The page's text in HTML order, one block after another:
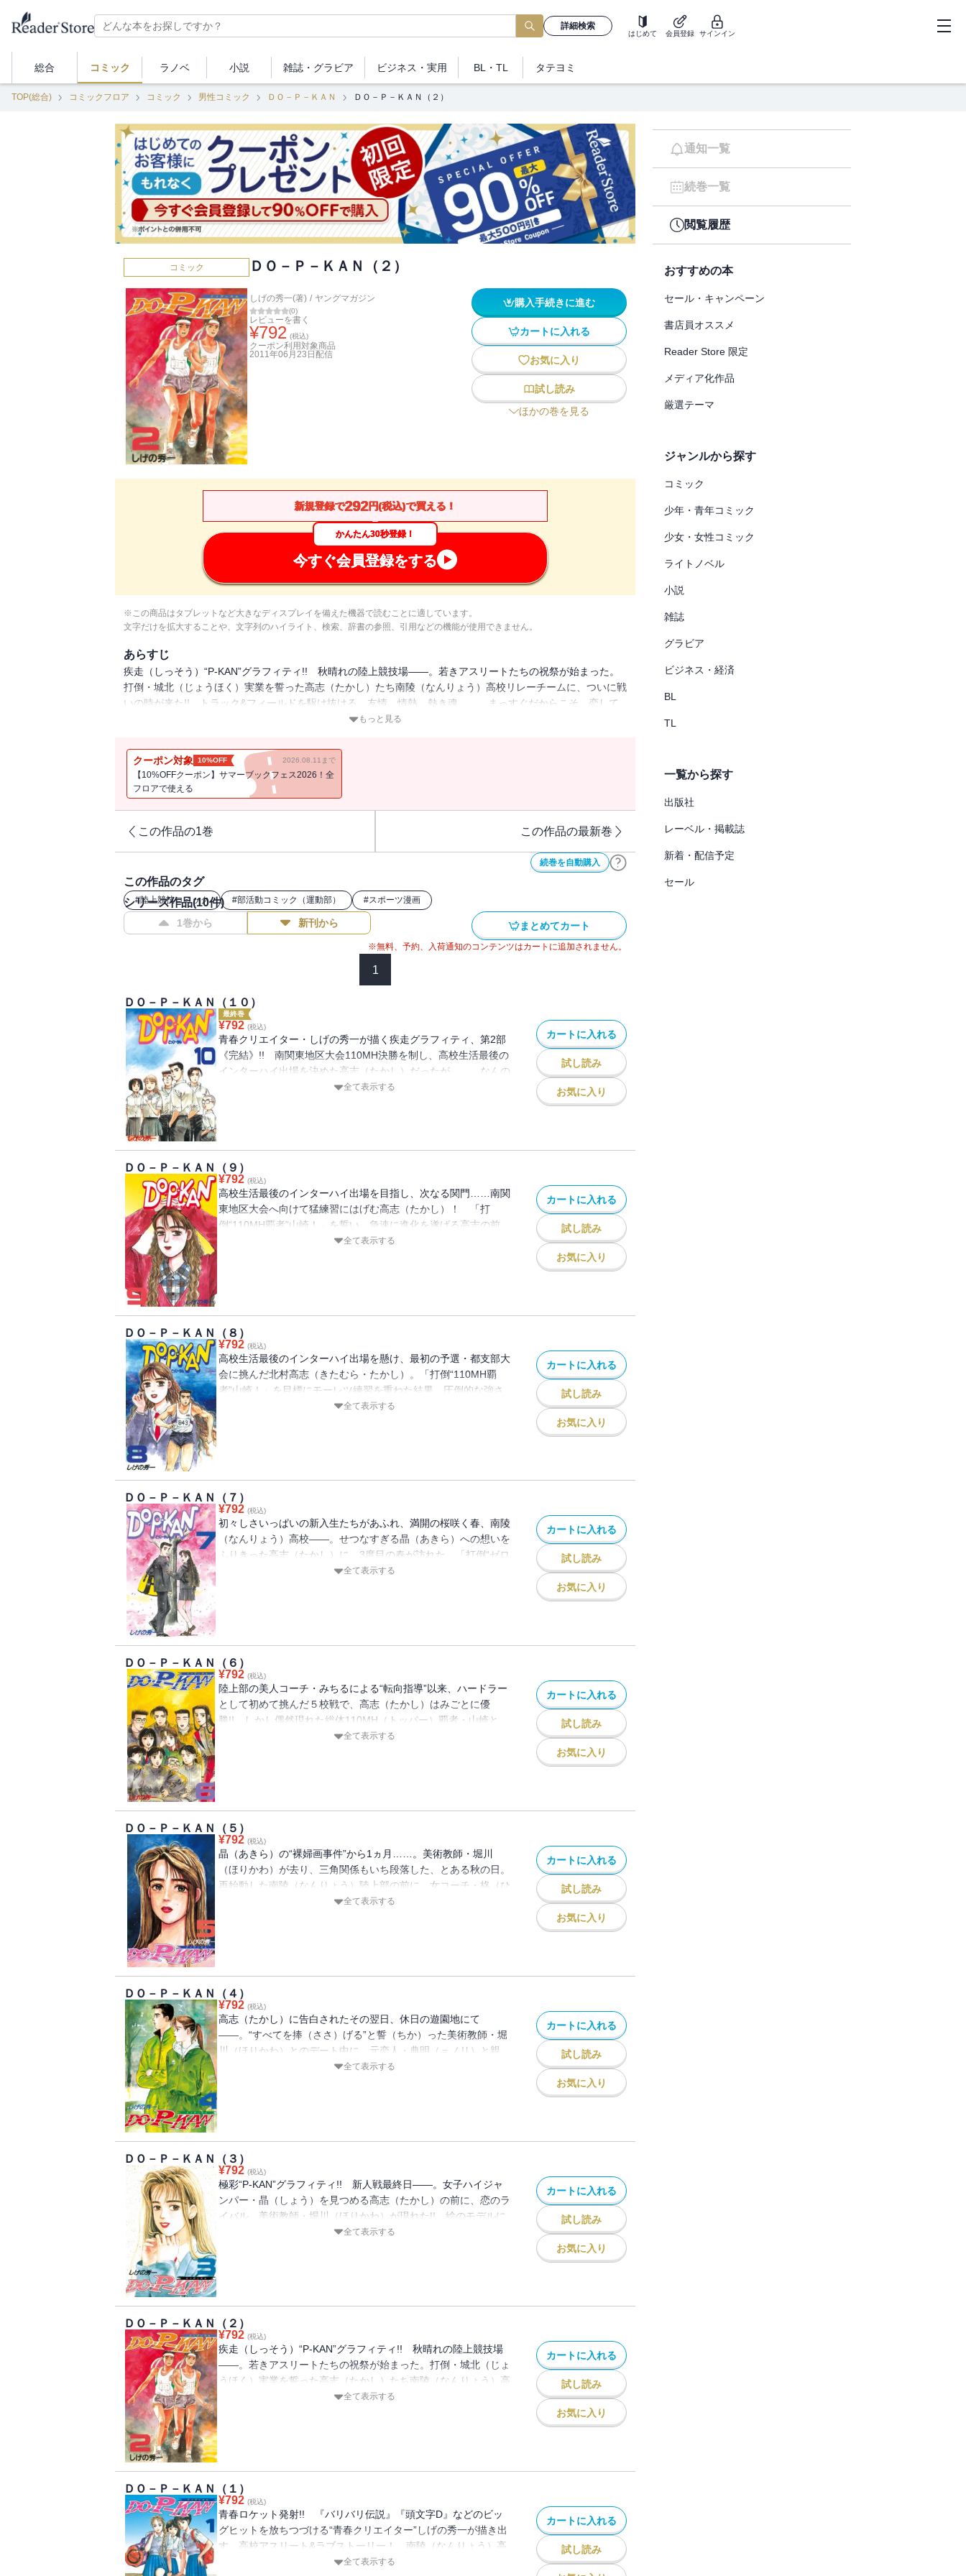
詳細検索
はじめて 会員登録 サインイン
総合 コミック ラノベ 小説 雑誌・ グラビア ビジネス ・実用 BL・TL タテヨミ
TOP(総合) コミックフロア コミック 男性コミック ＤＯ－Ｐ－ＫＡＮ ＤＯ－Ｐ－ＫＡＮ（２）
コミック ＤＯ－Ｐ－ＫＡＮ（２）
しげの秀一(著) / ヤングマガジン
(0)
レビューを書く
¥792 (税込)
クーポン利用対象商品
2011年06月23日 配信
購入手続きに進む
カートに入れる
お気に入り
試し読み
ほかの巻を見る
新規登録で292円(税込)で買える！
かんたん30秒登録！
今すぐ会員登録をする
※この商品はタブレットなど大きなディスプレイを備えた機器で読むことに適しています。
文字だけを拡大することや、文字列のハイライト、検索、辞書の参照、引用などの機能が使用できません。
あらすじ
疾走（しっそう）“P-KAN”グラフィティ!! 秋晴れの陸上競技場――。若きアスリートたちの祝祭が始まった。
打倒・城北（じょうほく）実業を誓った高志（たかし）たち南陵（なんりょう）高校リレーチームに、ついに戦
いの時が来た!! トラック&フィールドを駆け抜ける、友情、情熱、熱き魂……。まっすぐだからこそ、恋して
傷つき、そして走る――。“青春クリエイター”しげの秀一による、ドラマティック陸上物語!!
もっと見る
クーポン対象 10%OFF 2026.08.11まで
【10%OFFクーポン】サマーブックフェス2026！全
フロアで使える
この作品の1巻 この作品の最新巻
続巻を自動購入
この作品のタグ
#陸上競技コミック #部活動コミック（運動部） #スポーツ漫画
シリーズ作品(10件)
1巻から 新刊から まとめてカート
※無料、予約、入荷通知のコンテンツはカートに追加されません。
1
ＤＯ－Ｐ－ＫＡＮ（１０）
最終巻
¥792 (税込)
青春クリエイター・しげの秀一が描く疾走グラフィティ、第2部
《完結》!! 南関東地区大会110MH決勝を制し、高校生活最後の
インターハイ出場を決めた高志（たかし）だったが……。なんの
ために、誰のために走り続けるのか!? “総体覇者・山崎打
全て表示する
カートに入れる
試し読み
お気に入り
ＤＯ－Ｐ－ＫＡＮ（９）
¥792 (税込)
高校生活最後のインターハイ出場を目指し、次なる関門……南関
東地区大会へ向けて猛練習にはげむ高志（たかし）！ 「打
倒“110MH覇者”山崎！」を誓い、急速に進化を遂げる高志の前
に、千葉最速の男・北沢が現れた。強豪・矢野を交え、三つ巴
全て表示する
カートに入れる
試し読み
お気に入り
ＤＯ－Ｐ－ＫＡＮ（８）
¥792 (税込)
高校生活最後のインターハイ出場を懸け、最初の予選・都支部大
会に挑んだ北村高志（きたむら・たかし）。「打倒“110MH覇
者”山崎！」を目標にモーレツ練習を重ねた結果、圧倒的な強さ
で優勝を飾った!! 続く予選、東京都大会。高志と同じく山崎に
全て表示する
カートに入れる
試し読み
お気に入り
ＤＯ－Ｐ－ＫＡＮ（７）
¥792 (税込)
初々しさいっぱいの新入生たちがあふれ、満開の桜咲く春、南陵
（なんりょう）高校――。せつなすぎる晶（あきら）への想いを
ふりきった高志（たかし）に、3度目の春が訪れた。「打倒“ゼロ
のハードラー”山崎」を誓い、真夏の祝祭……インターハイ出場
全て表示する
カートに入れる
試し読み
お気に入り
ＤＯ－Ｐ－ＫＡＮ（６）
¥792 (税込)
陸上部の美人コーチ・みちるによる“転向指導”以来、ハードラー
として初めて挑んだ５校戦で、高志（たかし）はみごとに優
勝!! しかし偶然現れた総体110MH（トッパー）覇者・山崎と、
晶（あきら）をめぐるド派手なケンカをやっちゃった!! 最愛の
全て表示する
カートに入れる
試し読み
お気に入り
ＤＯ－Ｐ－ＫＡＮ（５）
¥792 (税込)
晶（あきら）の“裸婦画事件”から1ヵ月……。美術教師・堀川
（ほりかわ）が去り、三角関係もいち段落した、とある秋の日。
再始動した南陵（なんりょう）陸上部の前に、女コーチ・柊（ひ
いらぎ）みちるが現れた！ 彼女が挨拶（あいさつ）代わりに仕
全て表示する
カートに入れる
試し読み
お気に入り
ＤＯ－Ｐ－ＫＡＮ（４）
¥792 (税込)
高志（たかし）に告白されたその翌日、休日の遊園地にて
――。“すべてを捧（ささ）げる”と誓（ちか）った美術教師・堀
川（ほりかわ）とのデート中に、元恋人・典明（＝ノリ）と親
友・早紀（さき）に出会ってしまった晶（しょう）。そして一枚
全て表示する
カートに入れる
試し読み
お気に入り
ＤＯ－Ｐ－ＫＡＮ（３）
¥792 (税込)
極彩“P-KAN”グラフィティ!! 新人戦最終日――。女子ハイジャ
ンパー・晶（しょう）を見つめる高志（たかし）の前に、恋のラ
イバル、美術教師・堀川（ほりかわ）が現れた!! 絵のモデルに
なったことから、美術教師に恋してしまった生徒・晶。そんな彼
全て表示する
カートに入れる
試し読み
お気に入り
ＤＯ－Ｐ－ＫＡＮ（２）
¥792 (税込)
疾走（しっそう）“P-KAN”グラフィティ!! 秋晴れの陸上競技場
――。若きアスリートたちの祝祭が始まった。打倒・城北（じょ
うほく）実業を誓った高志（たかし）たち南陵（なんりょう）高
校リレーチームに、ついに戦いの時が来た!! トラック&フィー
全て表示する
カートに入れる
試し読み
お気に入り
ＤＯ－Ｐ－ＫＡＮ（１）
¥792 (税込)
青春ロケット発射!! 『バリバリ伝説』『頭文字D』などのビッ
グヒットを放ちつづける“青春クリエイター”しげの秀一が描き出
す、高校アスリート&ラブストーリー！ 南陵（なんりょう）高
校陸上部の北村高志（たかし）は、同じ陸上部の親友・池田典明
全て表示する
カートに入れる
試し読み
通知一覧
続巻一覧
閲覧履歴
おすすめの本
セール・キャンペーン
書店員オススメ
Reader Store 限定
メディア化作品
厳選テーマ
ジャンルから探す
コミック
少年・青年コミック
少女・女性コミック
ライトノベル
小説
雑誌
グラビア
ビジネス・経済
BL
TL
一覧から探す
出版社
レーベル・掲載誌
新着・配信予定
セール